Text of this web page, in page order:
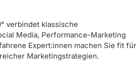
verbindet klassische
Media, Performance-Marketing
Expert:innen machen Sie fit für
Marketingstrategien.